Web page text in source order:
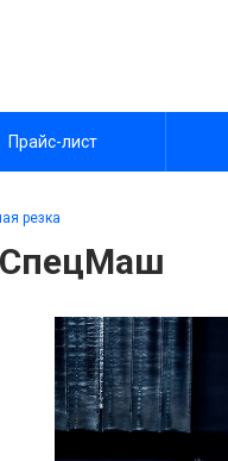
Прайс-лист
резка